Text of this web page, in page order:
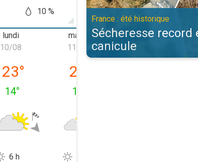
10 % 0 % 5
lundi
lundi 10/08
10/08
23°
14°
6 h
mardi
mardi 11/08
11/08
23
11
mercredi
12/08
France : été historique
Sécheresse record
canicule